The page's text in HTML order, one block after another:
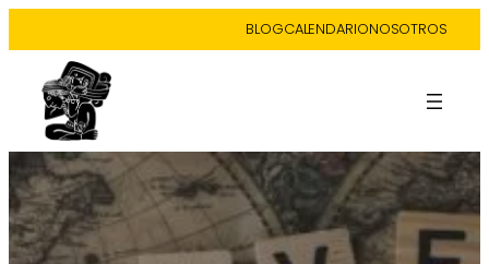
BLOGCALENDARIONOSOTROS